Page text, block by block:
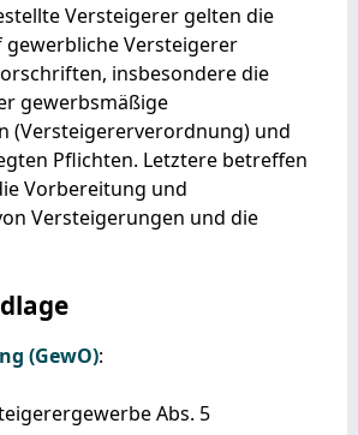
Versteigerer gelten die
gewerbliche Versteigerer
insbesondere die
gewerbsmäßige
(Versteigererverordnung) und
Pflichten. Letztere betreffen
Vorbereitung und
Versteigerungen und die
(GewO):
Abs. 5